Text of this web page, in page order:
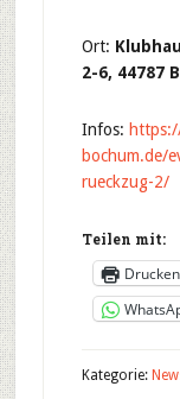
Ort:
2-6, 44787
Infos:
bochum.de/
rueckzug-2/
Teilen mit:
Drucken
Kategorie: